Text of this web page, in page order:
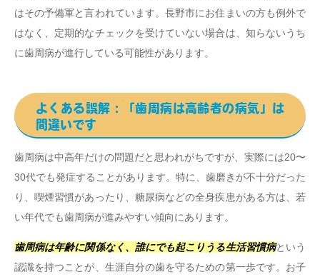
はその予備軍と言われています。長野市にお住まいの方も例外で
はなく、定期的なチェックを受けていない場合は、知らないうち
に歯周病が進行している可能性があります。
よくある誤解：「歯周病は高齢者の病気」は
間違いです
歯周病は中高年だけの問題だと思われがちですが、実際には20〜
30代でも発症することがあります。特に、歯磨きが不十分だった
り、喫煙習慣があったり、糖尿病などの全身疾患がある方は、若
い年代でも歯周病が進みやすい傾向にあります。
歯周病は年齢に関係なく、誰にでも起こりうる生活習慣病という
認識を持つことが、生涯自分の歯を守るための第一歩です。お子